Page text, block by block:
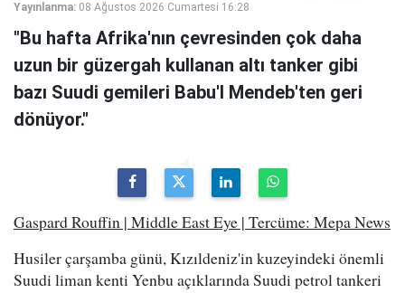
Yayınlanma: 08 Ağustos 2026 Cumartesi 16:28
"Bu hafta Afrika'nın çevresinden çok daha
uzun bir güzergah kullanan altı tanker gibi
bazı Suudi gemileri Babu'l Mendeb'ten geri
dönüyor."
Gaspard Rouffin | Middle East Eye | Tercüme: Mepa News
Husiler çarşamba günü, Kızıldeniz'in kuzeyindeki önemli
Suudi liman kenti Yenbu açıklarında Suudi petrol tankeri